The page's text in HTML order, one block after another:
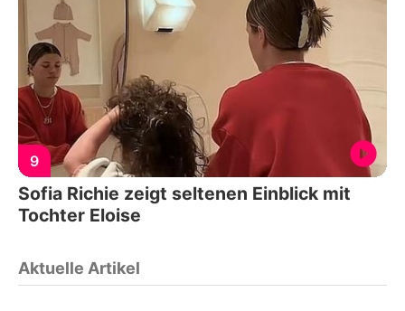
9
Sofia Richie zeigt seltenen Einblick mit
Tochter Eloise
Aktuelle Artikel